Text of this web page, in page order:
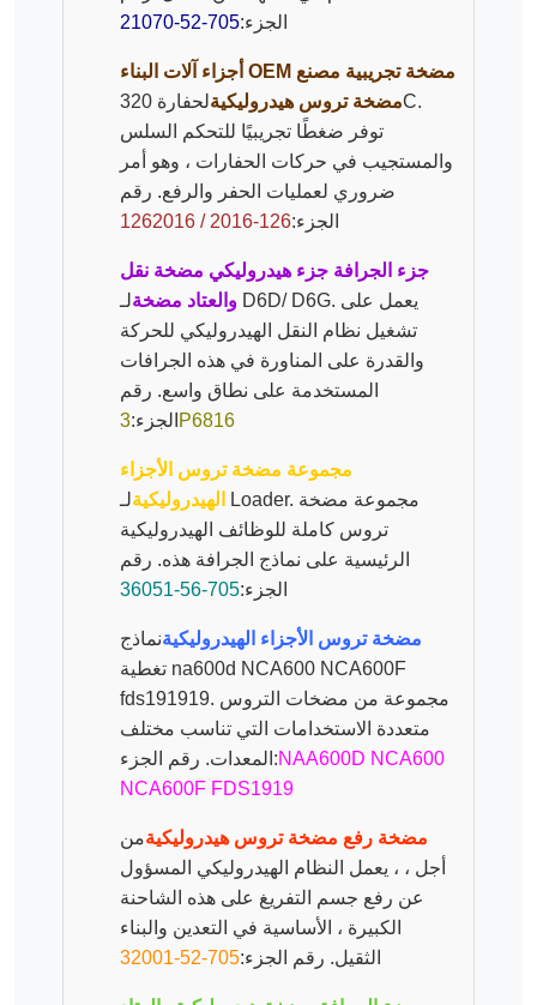
الجزء:705-52-21070
أجزاء آلات البناء OEM مضخة تجريبية مصنع
مضخة تروس هيدروليكية
لحفارة 320C.
توفر ضغطًا تجريبيًا للتحكم السلس
والمستجيب في حركات الحفارات ، وهو أمر
ضروري لعمليات الحفر والرفع. رقم
الجزء:126-2016 / 1262016
جزء الجرافة جزء هيدروليكي مضخة نقل
والعتاد مضخةلـ D6D/ D6G. يعمل على
تشغيل نظام النقل الهيدروليكي للحركة
والقدرة على المناورة في هذه الجرافات
المستخدمة على نطاق واسع. رقم
الجزء: 3P6816
مجموعة مضخة تروس الأجزاء
الهيدروليكيةلـ Loader. مجموعة مضخة
تروس كاملة للوظائف الهيدروليكية
الرئيسية على نماذج الجرافة هذه. رقم
الجزء:705-56-36051
مضخة تروس الأجزاء الهيدروليكيةنماذج
تغطية na600d NCA600 NCA600F
fds191919. مجموعة من مضخات التروس
متعددة الاستخدامات التي تناسب مختلف
المعدات. رقم الجزء:NAA600D NCA600
NCA600F FDS1919
مضخة رفع مضخة تروس هيدروليكيةمن
أجل ، ، يعمل النظام الهيدروليكي المسؤول
عن رفع جسم التفريغ على هذه الشاحنة
الكبيرة ، الأساسية في التعدين والبناء
الثقيل. رقم الجزء:705-52-32001